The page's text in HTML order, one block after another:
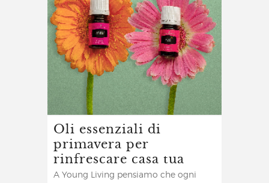
Oli essenziali di
primavera per
rinfrescare casa tua
A Young Living pensiamo che ogni